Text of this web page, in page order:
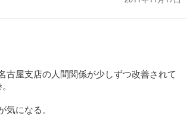
古屋支店の人間関係が少しずつ改善されて
になる。